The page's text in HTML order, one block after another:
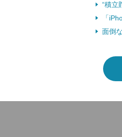
“積立
「
面倒